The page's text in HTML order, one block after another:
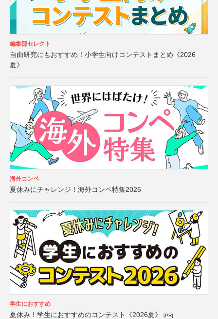
編集部セレクト
自由研究にもおすすめ！小学生向けコンテストまとめ《2026
夏》
海外コンペ
夏休みにチャレンジ！海外コンペ特集2026
学生におすすめ
夏休み！学生におすすめのコンテスト《2026夏》 [PR]